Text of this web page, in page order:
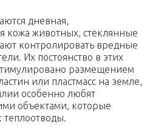
дневная,
кожа животных, стеклянные
контролировать вредные
Их постоянство в этих
размещением
или пластмасс на земле,
особенно любят
объектами, которые